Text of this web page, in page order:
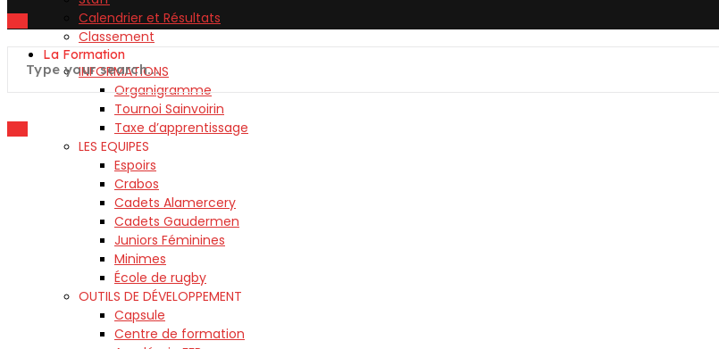
Calendrier et Résultats
Classement
La Formation
INFORMATIONS
Organigramme
Tournoi Sainvoirin
Taxe d’apprentissage
LES EQUIPES
Espoirs
Crabos
Cadets Alamercery
Cadets Gaudermen
Juniors Féminines
Minimes
École de rugby
OUTILS DE DÉVELOPPEMENT
Capsule
Centre de formation